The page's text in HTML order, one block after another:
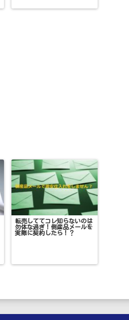
転売しててコレ知らないのは
勿体な過ぎ！倒産品メールを
実際に契約したら！？